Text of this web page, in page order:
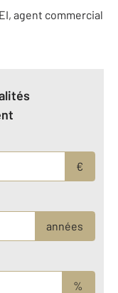
EI, agent commercial
€
années
%